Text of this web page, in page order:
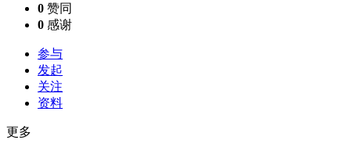
0 赞同
0 感谢
参与
发起
关注
资料
更多